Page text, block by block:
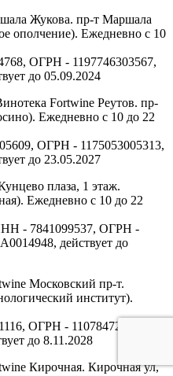
Жукова. пр-т Маршала
ополчение). Ежедневно с 10
ОГРН - 1197746303567,
до 05.09.2024
Fortwine Реутов. пр-
Ежедневно с 10 до 22
ОГРН - 1175053005313,
до 23.05.2027
плаза, 1 этаж.
Ежедневно с 10 до 22
- 7841099537, ОГРН -
действует до
Московский пр-т.
институт).
ОГРН - 1107847277438,
до 8.11.2028
Кирочная. Кирочная ул,